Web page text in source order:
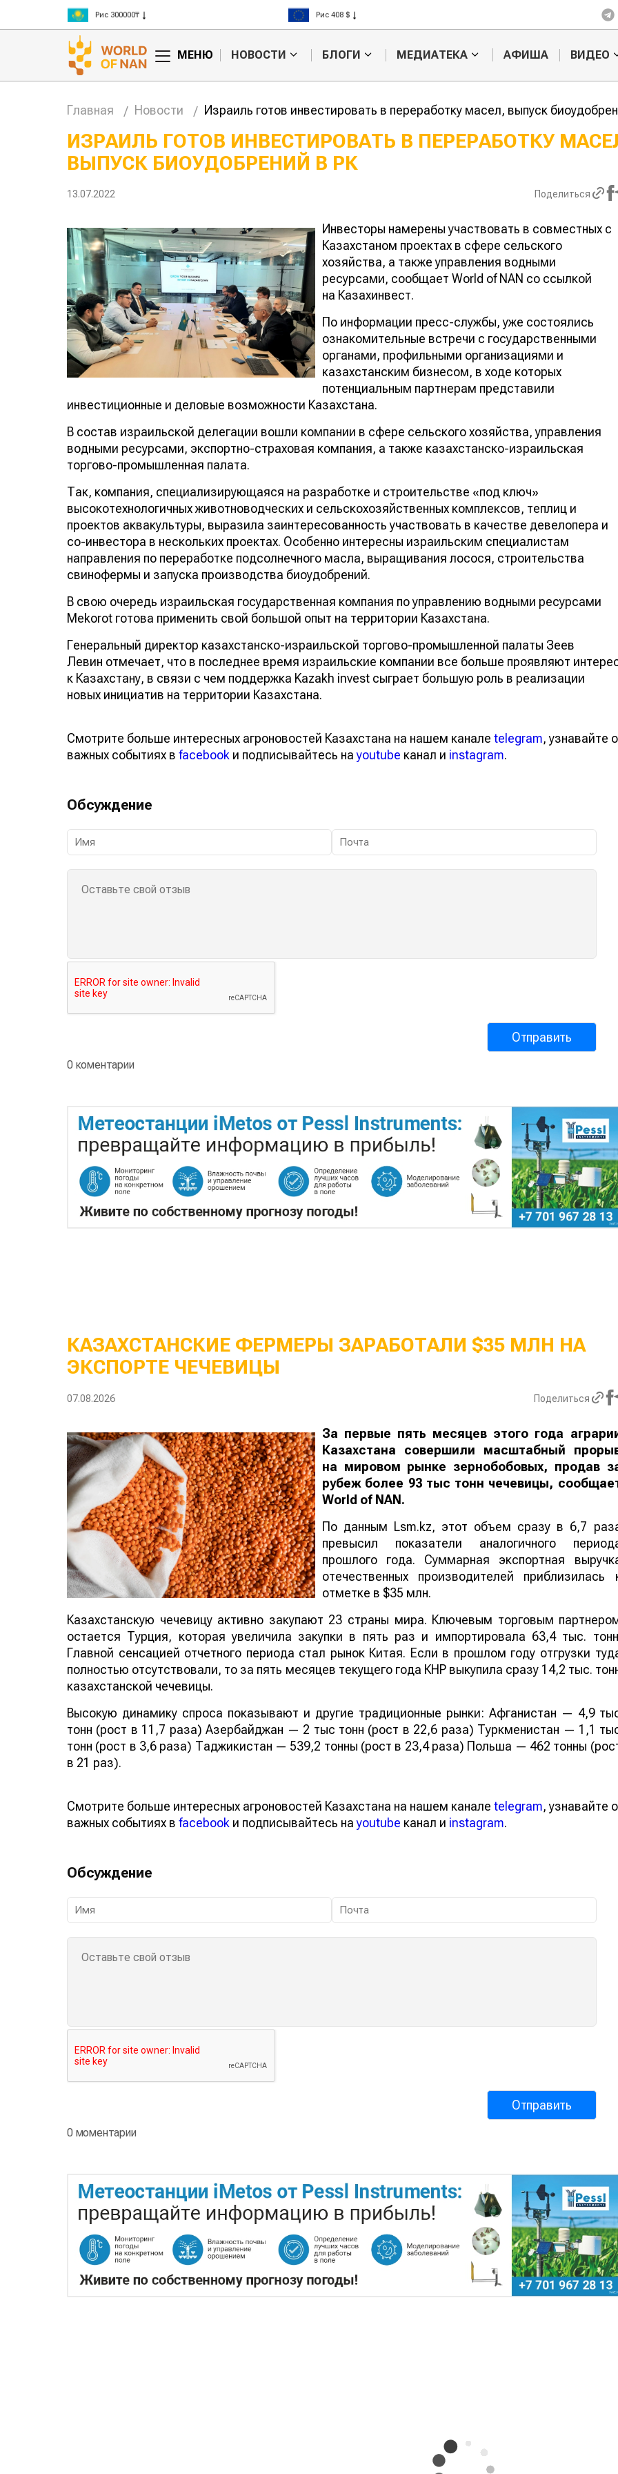
Рис 300000₸
Пшеница 3 класс 125000₸
Рис 408 $
Пшеница 423 $
МЕНЮ НОВОСТИ БЛОГИ МЕДИАТЕКА АФИША ВИДЕО
Главная Новости Израиль готов инвестировать в переработку масел, выпуск
ИЗРАИЛЬ ГОТОВ ИНВЕСТИРОВАТЬ В ПЕРЕРАБОТКУ
ВЫПУСК БИОУДОБРЕНИЙ В РК
13.07.2022 Поделиться
Инвесторы намерены участвовать в совместных с
Казахстаном проектах в сфере сельского
хозяйства, а также управления водными
ресурсами, сообщает World of NAN со ссылкой
на Казахинвест.
По информации пресс-службы, уже состоялись
ознакомительные встречи с государственными
органами, профильными организациями и
казахстанским бизнесом, в ходе которых
потенциальным партнерам представили
инвестиционные и деловые возможности Казахстана.
В состав израильской делегации вошли компании в сфере сельского хозяйства, управления
водными ресурсами, экспортно-страховая компания, а также казахстанско-израильская
торгово-промышленная палата.
Так, компания, специализирующаяся на разработке и строительстве «под ключ»
высокотехнологичных животноводческих и сельскохозяйственных комплексов, теплиц и
проектов аквакультуры, выразила заинтересованность участвовать в качестве девелопера и
со-инвестора в нескольких проектах. Особенно интересны израильским специалистам
направления по переработке подсолнечного масла, выращивания лосося, строительства
свинофермы и запуска производства биоудобрений.
В свою очередь израильская государственная компания по управлению водными ресурсами
Mekоrot готова применить свой большой опыт на территории Казахстана.
Генеральный директор казахстанско-израильской торгово-промышленной палаты Зеев
Левин отмечает, что в последнее время израильские компании все больше проявляют
к Казахстану, в связи с чем поддержка Kazakh invest сыграет большую роль в реализации
новых инициатив на территории Казахстана.
Смотрите больше интересных агроновостей Казахстана на нашем канале telegram, узнавайте о
важных событиях в facebook и подписывайтесь наyoutube канал и instagram.
Обсуждение
0 коментарии
Жара в Китае может
поднять цены на
Казахстанское
жука будут
лазером
КАЗАХСТАНСКИЕ ФЕРМЕРЫ ЗАРАБОТАЛИ $35 МЛН НА
ЭКСПОРТЕ ЧЕЧЕВИЦЫ
07.08.2026 Поделиться
За первые пять месяцев этого года
Казахстана совершили масштабный
на мировом рынке зернобобовых, продав
рубеж более 93 тыс тонн чечевицы,
World of NAN .
По данным Lsm.kz, этот объем сразу в 6,7
превысил показатели аналогичного
прошлого года. Суммарная экспортная
отечественных производителей приблизилась
отметке в $35 млн.
Казахстанскую чечевицу активно закупают 23 страны мира. Ключевым торговым
остается Турция, которая увеличила закупки в пять раз и импортировала 63,4 тыс.
Главной сенсацией отчетного периода стал рынок Китая. Если в прошлом году отгрузки
полностью отсутствовали, то за пять месяцев текущего года КНР выкупила сразу 14,2 тыс.
казахстанской чечевицы.
Высокую динамику спроса показывают и другие традиционные рынки: Афганистан — 4,9
тонн (рост в 11,7 раза) Азербайджан — 2 тыс тонн (рост в 22,6 раза) Туркменистан — 1,1
тонн (рост в 3,6 раза) Таджикистан — 539,2 тонны (рост в 23,4 раза) Польша — 462 тонны
в 21 раз).
Смотрите больше интересных агроновостей Казахстана на нашем канале telegram, узнавайте о
важных событиях в facebook и подписывайтесь наyoutube канал и instagram.
Обсуждение
0 моментарии